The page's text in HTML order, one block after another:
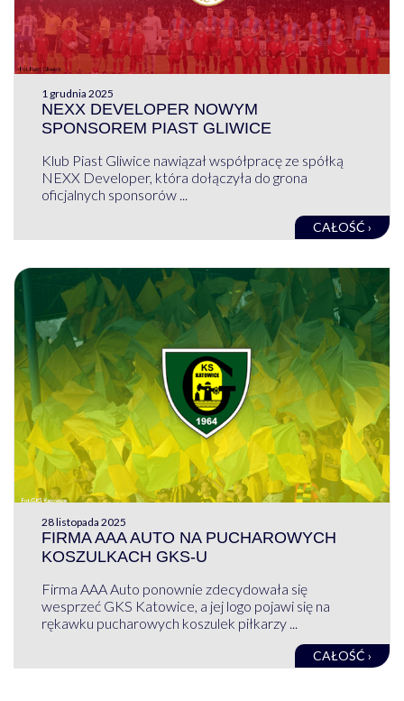
1 grudnia 2025
NEXX DEVELOPER NOWYM
SPONSOREM PIAST GLIWICE
Klub Piast Gliwice nawiązał współpracę ze spółką
NEXX Developer, która dołączyła do grona
oficjalnych sponsorów ...
CAŁOŚĆ ›
28 listopada 2025
FIRMA AAA AUTO NA PUCHAROWYCH
KOSZULKACH GKS-U
Firma AAA Auto ponownie zdecydowała się
wesprzeć GKS Katowice, a jej logo pojawi się na
rękawku pucharowych koszulek piłkarzy ...
CAŁOŚĆ ›